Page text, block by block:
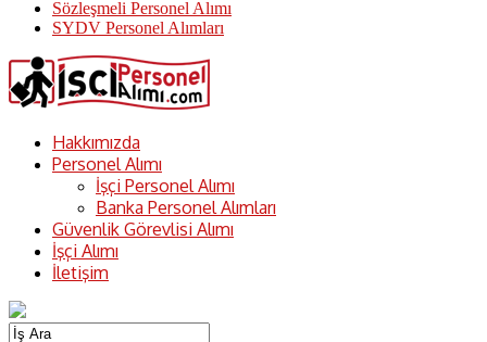
Sözleşmeli Personel Alımı
SYDV Personel Alımları
Hakkımızda
Personel Alımı
İşçi Personel Alımı
Banka Personel Alımları
Güvenlik Görevlisi Alımı
İşçi Alımı
İletişim